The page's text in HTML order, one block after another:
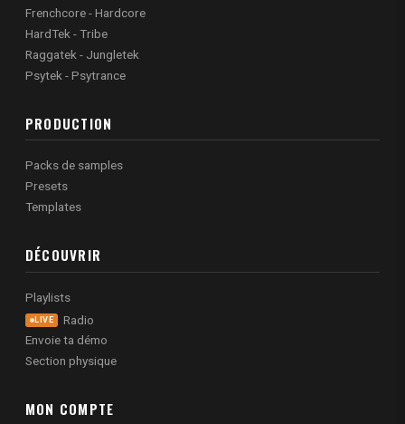
Frenchcore - Hardcore
HardTek - Tribe
Raggatek - Jungletek
Psytek - Psytrance
PRODUCTION
Packs de samples
Presets
Templates
DÉCOUVRIR
Playlists
LIVE
Radio
Envoie ta démo
Section physique
MON COMPTE